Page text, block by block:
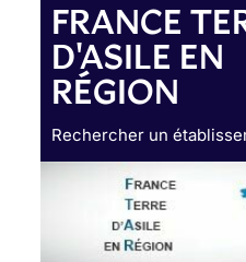
FRANCE
D'ASILE EN
RÉGION
Rechercher un